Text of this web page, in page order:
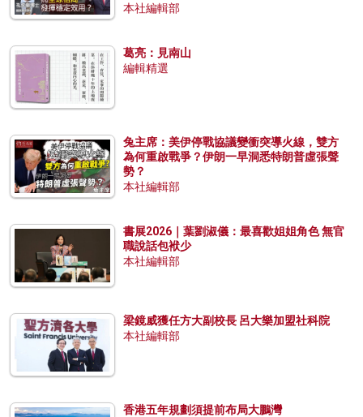
本社編輯部
葛亮：見南山
編輯精選
兔主席：美伊停戰協議變衝突導火線，雙方
為何重啟戰爭？伊朗一早洞悉特朗普虛張聲
勢？
本社編輯部
書展2026｜葉劉淑儀：最喜歡姐姐角色 無官
職說話包袱少
本社編輯部
梁鏡威獲任方大副校長 呂大樂加盟社科院
本社編輯部
香港五年規劃須提前布局大鵬灣